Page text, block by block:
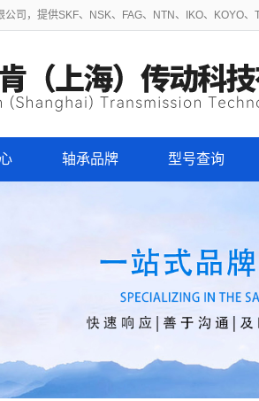
司，提供SKF、NSK、FAG、NTN、IKO、KOYO
轴承品牌 型号查询